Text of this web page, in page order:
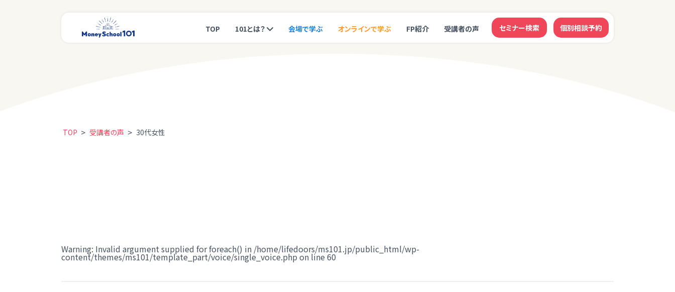
TOP 101とは？ 会場で学ぶ オンラインで学ぶ FP紹介 受講者の声 セミナー検索 個別相談予約
TOP > 受講者の声 > 30代女性
Warning: Invalid argument supplied for foreach() in /home/lifedoors/ms101.jp/public_html/wp-
content/themes/ms101/template_part/voice/single_voice.php on line 60